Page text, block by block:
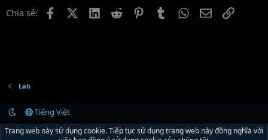
Chia sẻ: FacebookX (Twitter)
LinkedIn
Reddit PinterestTumblrWhatsApp
EmailLink
Lab
Tiếng Việt
Liên hệ
Quy định và Nội quy Chính sách bảo mật Trợ giúp
R
Trang web này sử dụng cookie. Tiếp tục sử dụng trang web này đồng nghĩa với